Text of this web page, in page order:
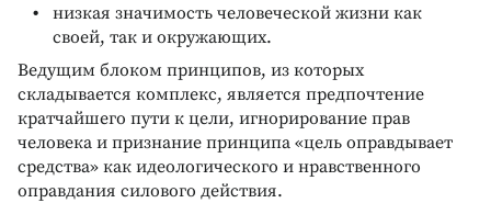
низкая значимость человеческой жизни как
своей, так и окружающих.
Ведущим блоком принципов, из которых
складывается комплекс, является предпочтение
кратчайшего пути к цели, игнорирование прав
человека и признание принципа «цель оправдывает
средства» как идеологического и нравственного
оправдания силового действия.